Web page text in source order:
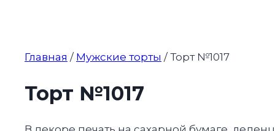
Главная / Мужские торты / Торт №1017
Торт №1017